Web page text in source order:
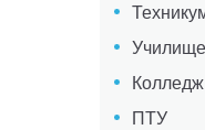
Училище
Колледж
ПТУ